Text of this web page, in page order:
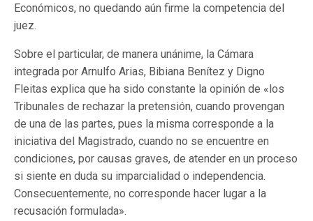
Económicos, no quedando aún firme la competencia del
juez.
Sobre el particular, de manera unánime, la Cámara
integrada por Arnulfo Arias, Bibiana Benítez y Digno
Fleitas explica que ha sido constante la opinión de «los
Tribunales de rechazar la pretensión, cuando provengan
de una de las partes, pues la misma corresponde a la
iniciativa del Magistrado, cuando no se encuentre en
condiciones, por causas graves, de atender en un proceso
si siente en duda su imparcialidad o independencia.
Consecuentemente, no corresponde hacer lugar a la
recusación formulada».